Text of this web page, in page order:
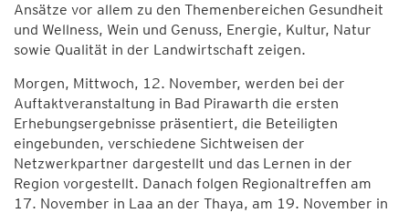
Ansätze vor allem zu den Themenbereichen Gesundheit
und Wellness, Wein und Genuss, Energie, Kultur, Natur
sowie Qualität in der Landwirtschaft zeigen.
Morgen, Mittwoch, 12. November, werden bei der
Auftaktveranstaltung in Bad Pirawarth die ersten
Erhebungsergebnisse präsentiert, die Beteiligten
eingebunden, verschiedene Sichtweisen der
Netzwerkpartner dargestellt und das Lernen in der
Region vorgestellt. Danach folgen Regionaltreffen am
17. November in Laa an der Thaya, am 19. November in